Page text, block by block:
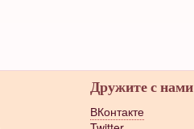
Дружите с нами
ВКонтакте